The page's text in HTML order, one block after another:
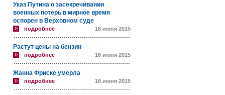
Указ Путина о засекречивании
военных потерь в мирное время
оспорен в Верховном суде
подробнее 16 июня 2015
Растут цены на бензин
подробнее 16 июня 2015
Жанна Фриске умерла
подробнее 16 июня 2015